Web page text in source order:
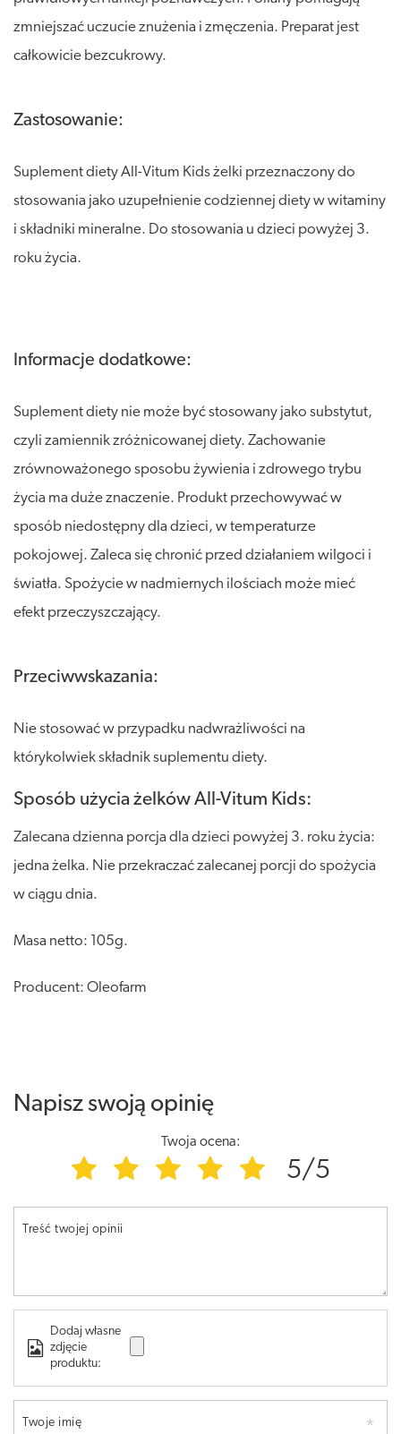
zmniejszać uczucie znużenia i zmęczenia. Preparat jest
całkowicie bezcukrowy.
Zastosowanie:
Suplement diety All-Vitum Kids żelki przeznaczony do
stosowania jako uzupełnienie codziennej diety w witaminy
i składniki mineralne. Do stosowania u dzieci powyżej 3.
roku życia.
Informacje dodatkowe:
Suplement diety nie może być stosowany jako substytut,
czyli zamiennik zróżnicowanej diety. Zachowanie
zrównoważonego sposobu żywienia i zdrowego trybu
życia ma duże znaczenie. Produkt przechowywać w
sposób niedostępny dla dzieci, w temperaturze
pokojowej. Zaleca się chronić przed działaniem wilgoci i
światła. Spożycie w nadmiernych ilościach może mieć
efekt przeczyszczający.
Przeciwwskazania:
Nie stosować w przypadku nadwrażliwości na
którykolwiek składnik suplementu diety.
Sposób użycia żelków All-Vitum Kids:
Zalecana dzienna porcja dla dzieci powyżej 3. roku życia:
jedna żelka. Nie przekraczać zalecanej porcji do spożycia
w ciągu dnia.
Masa netto: 105g.
Producent: Oleofarm
Napisz swoją opinię
Twoja ocena:
5/5
Treść twojej opinii
Dodaj własne
zdjęcie
produktu:
Twoje imię